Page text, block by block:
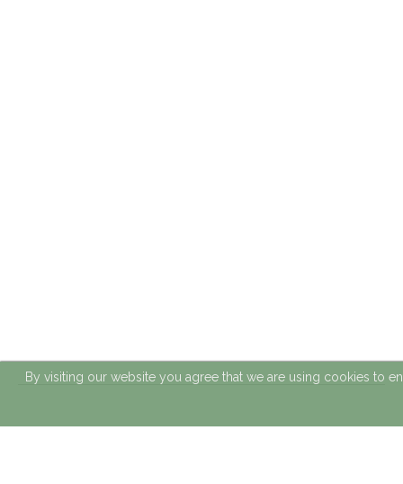
By visiting our website you agree that we are using cookies to